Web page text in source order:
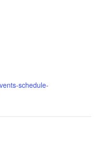
schedule-